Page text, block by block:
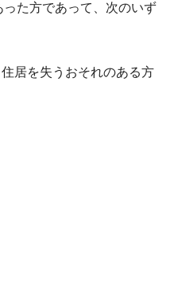
た方であって、次のいず
居を失うおそれのある方